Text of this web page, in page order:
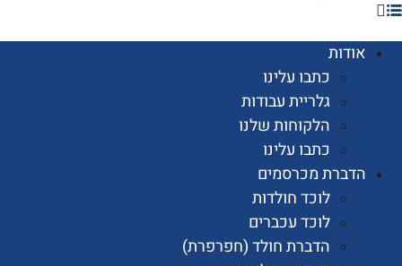
כתבו עלינו
גלריית עבודות
הלקוחות שלנו
כתבו עלינו
מכרסמים
לוכד חולדות
לוכד עכברים
הדברת חולד (חפרפרת)